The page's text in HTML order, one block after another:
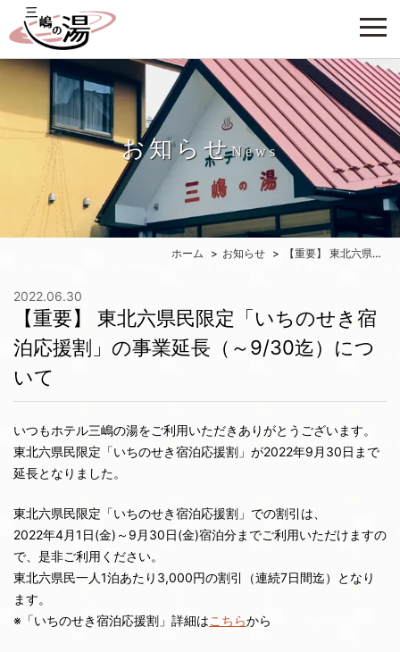
お知らせNews
ホーム お知らせ 【重要】 東北六県民限定「いちのせき宿泊応援割」の事業延長（～9/30迄）について
2022.06.30
【重要】 東北六県民限定「いちのせき宿
泊応援割」の事業延長（～9/30迄）につ
いて
いつもホテル三嶋の湯をご利用いただきありがとうございます。
東北六県民限定「いちのせき宿泊応援割」が2022年9月30日まで
延長となりました。
東北六県民限定「いちのせき宿泊応援割」での割引は、
2022年4月1日(金)～9月30日(金)宿泊分までご利用いただけますの
で、是非ご利用ください。
東北六県民一人1泊あたり3,000円の割引（連続7日間迄）となり
ます。
※「いちのせき宿泊応援割」詳細はこちらから